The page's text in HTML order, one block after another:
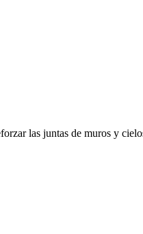
las juntas de muros y